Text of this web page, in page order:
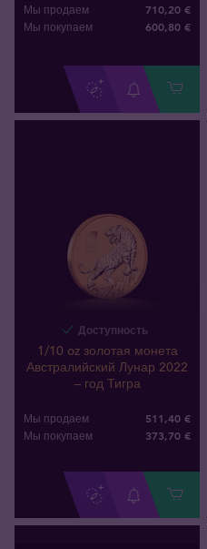
Мы продаем 710,20 €
Мы покупаем 600,80 €
Доступность
1/10 oz золотая монета
Австралийский Лунар 2022
– год Тигра
Мы продаем 511,40 €
Мы покупаем 373,70 €